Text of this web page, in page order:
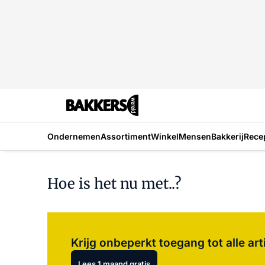
OndernemenAssortimentWinkelMensenBakkerij
Hoe is het nu met..?
Krijg onbeperkt toegang tot alle